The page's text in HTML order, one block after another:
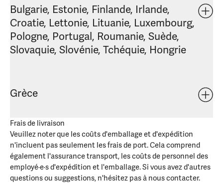
Bulgarie, Estonie, Finlande, Irlande,
Croatie, Lettonie, Lituanie, Luxembourg,
Pologne, Portugal, Roumanie, Suède,
Slovaquie, Slovénie, Tchéquie, Hongrie
Grèce
Frais de livraison
Veuillez noter que les coûts d'emballage et d'expédition
n'incluent pas seulement les frais de port. Cela comprend
également l'assurance transport, les coûts de personnel des
employé·e·s d'expédition et l'emballage. Si vous avez d'autres
questions ou suggestions, n'hésitez pas à nous contacter.